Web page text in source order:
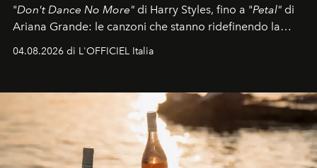
"Don't Dance No More" di Harry Styles, fino a "Petal" di
Ariana Grande: le canzoni che stanno ridefinendo la
04.08.2026 di L'OFFICIEL Italia